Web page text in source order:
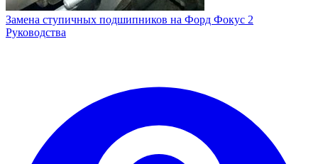
Замена ступичных подшипников на Форд Фокус 2
Руководства